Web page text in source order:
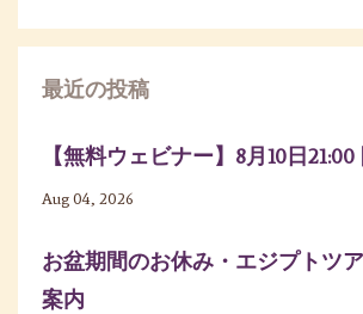
最近の投稿
【無料ウェビナー】8月10日21:00
Aug 04, 2026
お盆期間のお休み・エジプトツ
案内